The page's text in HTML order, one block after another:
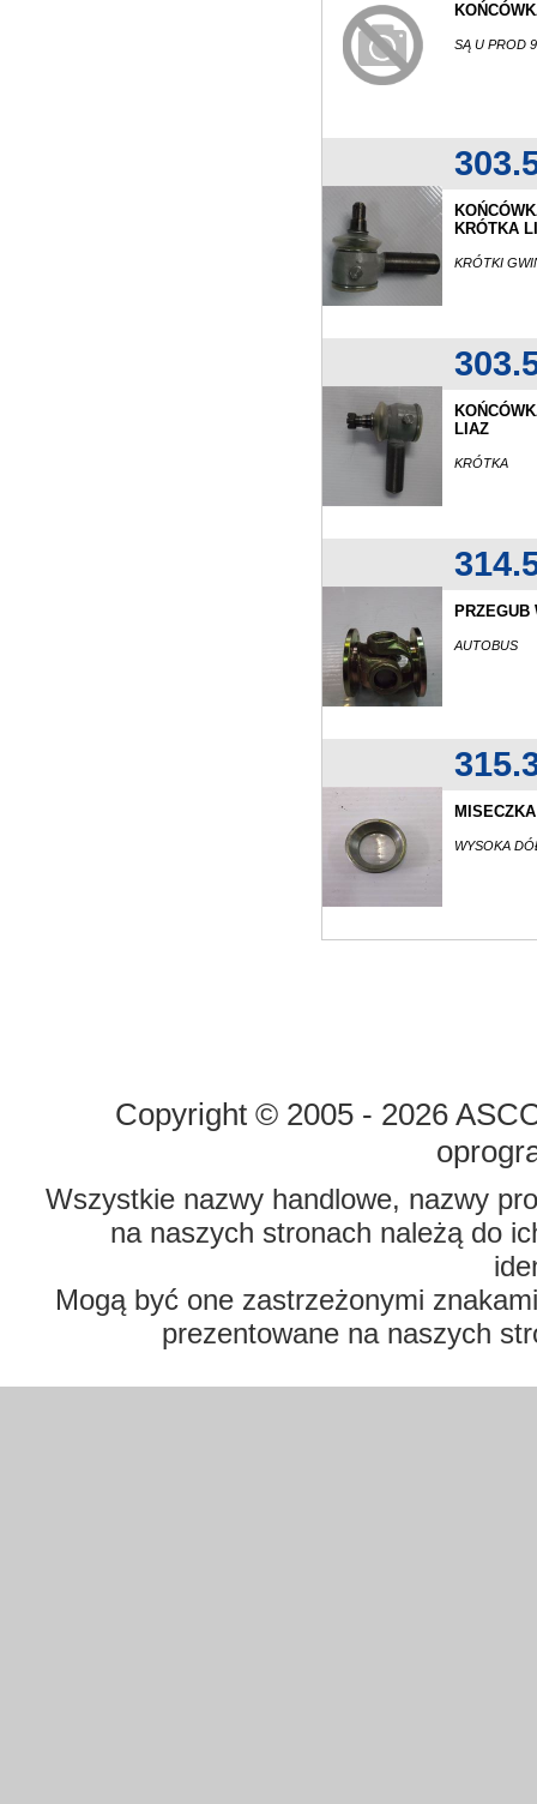
SĄ U PROD
KRÓTKA
KRÓTKI
LIAZ
KRÓTKA
PRZEGUB
AUTOBUS
WYSOKA
Copyright © 2005 - 2026
Wszystkie nazwy handlowe, nazwy
na naszych stronach należą do
Mogą być one zastrzeżonymi
prezentowane na naszych